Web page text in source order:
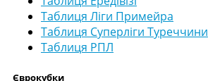
Таблиця Ліги Примейра
Таблиця Суперліги Туреччини
Таблиця РПЛ
Єврокубки